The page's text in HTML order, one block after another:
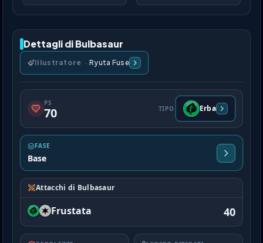
Dettagli di Bulbasaur
Illustratore · Ryuta Fuse
PS
70 TIPO Erba
FASE
Base
Attacchi di Bulbasaur
Frustata 40